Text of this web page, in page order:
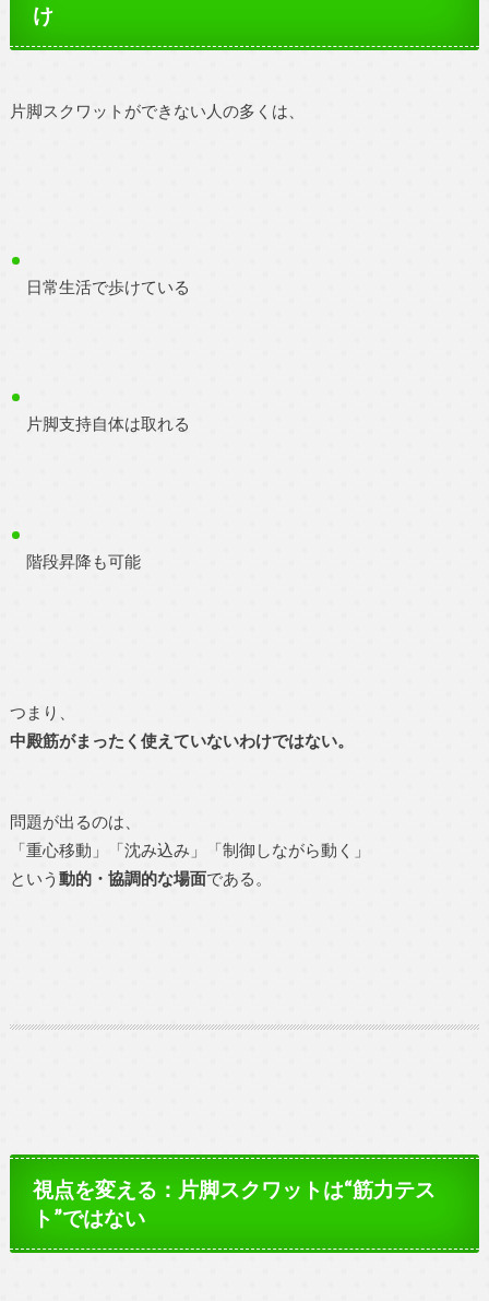
け
片脚スクワットができない人の多くは、
日常生活で歩けている
片脚支持自体は取れる
階段昇降も可能
つまり、
中殿筋がまったく使えていないわけではない。
問題が出るのは、
「重心移動」「沈み込み」「制御しながら動く」
という 動的・協調的な場面である。
視点を変える：片脚スクワットは“筋力テス
ト”ではない